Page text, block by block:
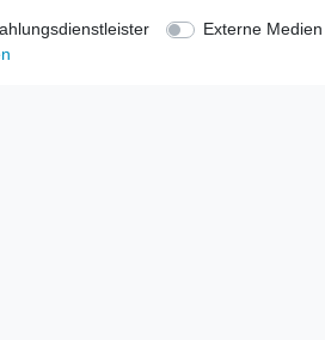
Über uns
Externe Medien